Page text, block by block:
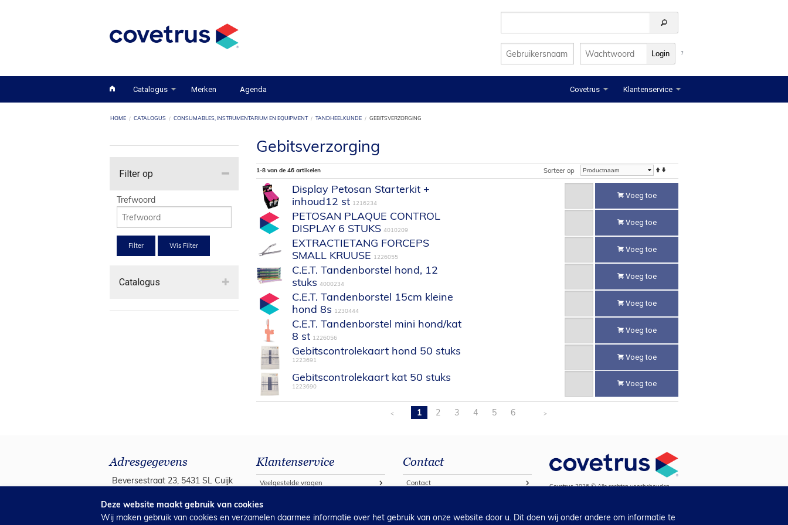
?
Covetrus Klantenservice
Catalogus Merken Agenda
HOME CATALOGUS CONSUMABLES, INSTRUMENTARIUM EN EQUIPMENT TANDHEELKUNDE GEBITSVERZORGING
Filter op
Trefwoord
Filter Wis Filter
Catalogus
Gebitsverzorging
Sorteer op
Display Petosan Starterkit +
inhoud12 st 1216234
Voeg toe
PETOSAN PLAQUE CONTROL
DISPLAY 6 STUKS 4010209
Voeg toe
EXTRACTIETANG FORCEPS
SMALL KRUUSE 1226055
Voeg toe
C.E.T. Tandenborstel hond, 12
stuks 4000234
Voeg toe
C.E.T. Tandenborstel 15cm kleine
hond 8s 1230444
Voeg toe
C.E.T. Tandenborstel mini hond/kat
8 st 1226056
Voeg toe
Gebitscontrolekaart hond 50 stuks
1223691 Voeg toe
Gebitscontrolekaart kat 50 stuks
1223690 Voeg toe
1-8 van de 46 artikelen
< 1 2 3 4 5 6 >
Adresgegevens
Beversestraat 23, 5431 SL Cuijk
info@covetrus.nl
Klantenservice
Veelgestelde vragen
Algemene verkoop voorwaarden
Contact
Contact Covetrus 2026 © Alle rechten voorbehouden.
Deze website maakt gebruik van cookies
Wij maken gebruik van cookies en verzamelen daarmee informatie over het gebruik van onze website door u. Dit doen wij onder andere om informatie te